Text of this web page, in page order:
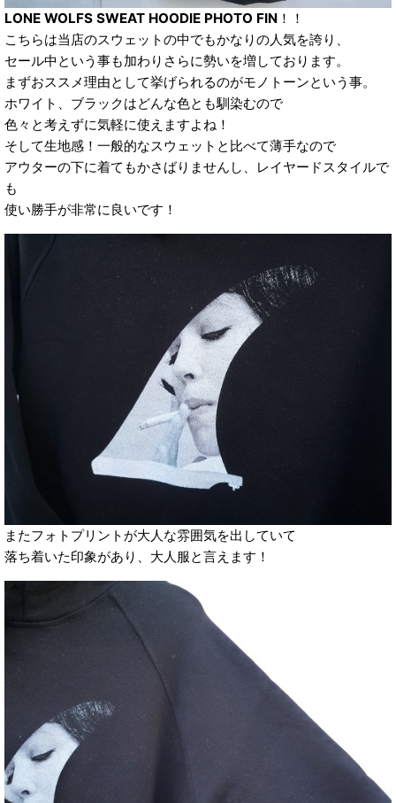
LONE WOLFS SWEAT HOODIE PHOTO FIN ！！
こちらは当店のスウェットの中でもかなりの人気を誇り、
セール中という事も加わりさらに勢いを増しております。
まずおススメ理由として挙げられるのがモノトーンという事。
ホワイト、ブラックはどんな色とも馴染むので
色々と考えずに気軽に使えますよね！
そして生地感！一般的なスウェットと比べて薄手なので
アウターの下に着てもかさばりませんし、レイヤードスタイルで
も
使い勝手が非常に良いです！
またフォトプリントが大人な雰囲気を出していて
落ち着いた印象があり、大人服と言えます！